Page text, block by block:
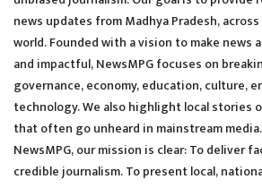
news updates from Madhya Pradesh,
world. Founded with a vision to make news
and impactful, NewsMPG focuses on
governance, economy, education, culture,
technology. We also highlight local stories
that often go unheard in mainstream
NewsMPG, our mission is clear: To deliver
credible journalism. To present local,